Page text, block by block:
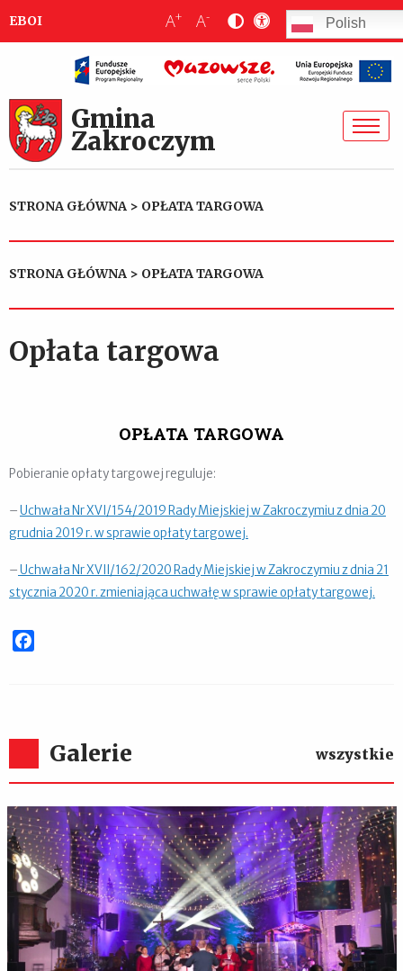
EBOI A+ A- Polish
Gmina
Zakroczym
STRONA GŁÓWNA > OPŁATA TARGOWA
STRONA GŁÓWNA > OPŁATA TARGOWA
Opłata targowa
OPŁATA TARGOWA
Pobieranie opłaty targowej reguluje:
–Uchwała Nr XVI/154/2019 Rady Miejskiej w Zakroczymiu z dnia 20
grudnia 2019 r. w sprawie opłaty targowej.
–Uchwała Nr XVII/162/2020 Rady Miejskiej w Zakroczymiu z dnia 21
stycznia 2020 r. zmieniająca uchwałę w sprawie opłaty targowej.
Galerie wszystkie